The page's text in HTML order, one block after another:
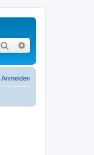
Suche
Anmelden